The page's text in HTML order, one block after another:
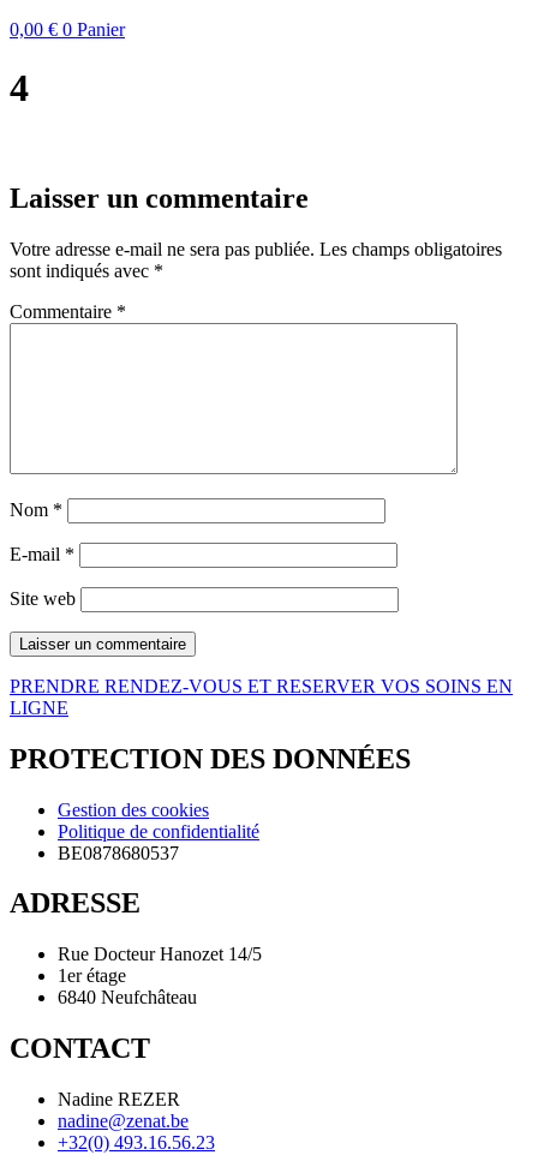
0,00 € 0 Panier
4
Laisser un commentaire
Votre adresse e-mail ne sera pas publiée. Les champs obligatoires
sont indiqués avec *
Commentaire *
Nom *
E-mail *
Site web
PRENDRE RENDEZ-VOUS ET RESERVER VOS SOINS EN
LIGNE
PROTECTION DES DONNÉES
Gestion des cookies
Politique de confidentialité
BE0878680537
ADRESSE
Rue Docteur Hanozet 14/5
1er étage
6840 Neufchâteau
CONTACT
Nadine REZER
nadine@zenat.be
+32(0) 493.16.56.23